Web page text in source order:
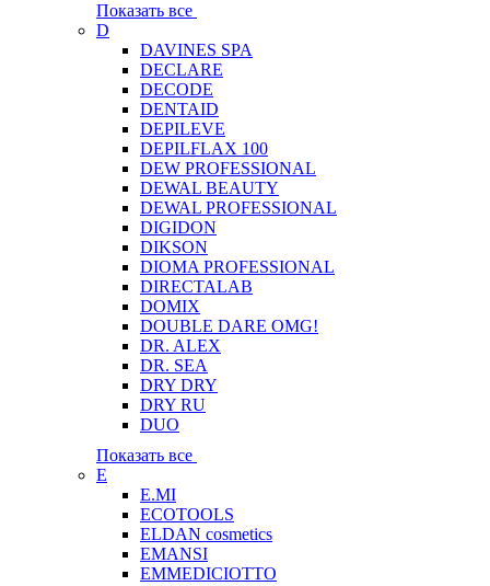
Показать все
D
DAVINES SPA
DECLARE
DECODE
DENTAID
DEPILEVE
DEPILFLAX 100
DEW PROFESSIONAL
DEWAL BEAUTY
DEWAL PROFESSIONAL
DIGIDON
DIKSON
DIOMA PROFESSIONAL
DIRECTALAB
DOMIX
DOUBLE DARE OMG!
DR. ALEX
DR. SEA
DRY DRY
DRY RU
DUO
Показать все
E
E.MI
ECOTOOLS
ELDAN cosmetics
EMANSI
EMMEDICIOTTO